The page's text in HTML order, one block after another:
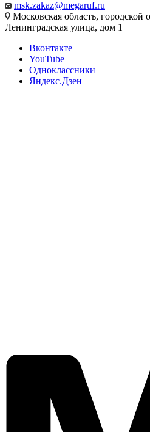
msk.zakaz@megaruf.ru
Московская область, городской
Ленинградская улица, дом 1
Вконтакте
YouTube
Одноклассники
Яндекс.Дзен